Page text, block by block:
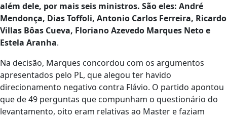
além dele, por mais seis ministros. São eles: André
Mendonça, Dias Toffoli, Antonio Carlos Ferreira, Ricardo
Villas Bôas Cueva, Floriano Azevedo Marques Neto e
Estela Aranha.
Na decisão, Marques concordou com os argumentos
apresentados pelo PL, que alegou ter havido
direcionamento negativo contra Flávio. O partido apontou
que de 49 perguntas que compunham o questionário do
levantamento, oito eram relativas ao Master e faziam